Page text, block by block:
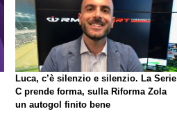
Luca, c’è silenzio e silenzio. La Serie
C prende forma, sulla Riforma Zola
un autogol finito bene